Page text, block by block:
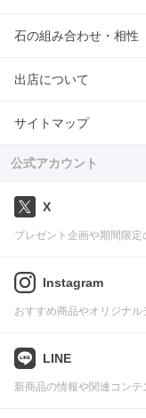
石の組み合わせ・相性
出店について
サイトマップ
公式アカウント
X
プレゼント企画や期間限
Instagram
おすすめ商品やオリジナ
LINE
新商品の情報や関連コンテ